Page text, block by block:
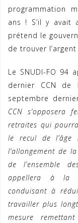
programmation
ans ! S’il y
prétend le
de trouver l’argent
Le SNUDI-FO 94
dernier CCN
septembre
CCN s’opposera
retraites qui
le recul de
l’allongement de
de l’ensemble
appellera à la
conduisant à
travailler plus
mesure